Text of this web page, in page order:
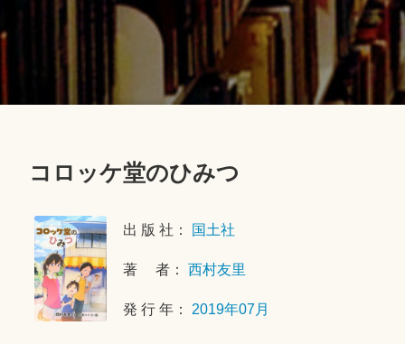
コロッケ堂のひみつ
出 版 社： 国土社
著 者：西村友里
発 行 年： 2019年07月